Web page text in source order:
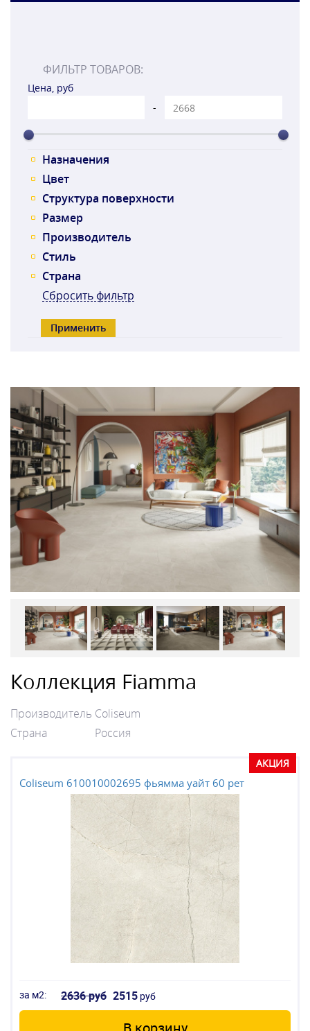
ФИЛЬТР ТОВАРОВ:
Цена, руб
-
Назначения
Цвет
Структура поверхности
Размер
Производитель
Стиль
Страна
Сбросить фильтр
Коллекция Fiamma
Производитель Coliseum
Страна
Россия
АКЦИЯ
Coliseum 610010002695 фьямма уайт 60 рет
за м2: 2636 руб 2515 руб